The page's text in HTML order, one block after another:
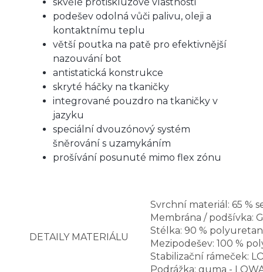
podešev odolná vůči palivu, oleji a
kontaktnímu teplu
větší poutka na patě pro efektivnější
nazouvání bot
antistatická konstrukce
skryté háčky na tkaničky
integrované pouzdro na tkaničky v
jazyku
speciální dvouzónový systém
šněrování s uzamykáním
prošívání posunuté mimo flex zónu
DETAILY MATERIÁLU
Svrchní materiál: 65 %
Membrána / podšívka:
Stélka: 90 %
Mezipodešev: 100 %
Stabilizační rámeček:
Podrážka: guma -